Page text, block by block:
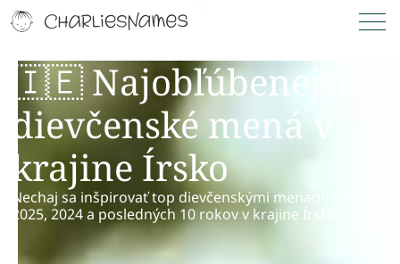
🇮🇪 Najobľúbenejšie
dievčenské mená v
krajine Írsko
Nechaj sa inšpirovať top dievčenskými menami z rokov
2025, 2024 a posledných 10 rokov v krajine Írsko